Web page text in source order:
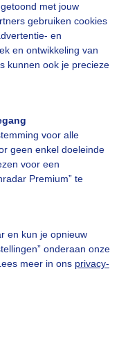
met jouw
gebruiken cookies
en
en ontwikkeling van
kunnen ook je precieze
voor alle
geen enkel doeleinde
voor een
Premium” te
en kun je opnieuw
onderaan onze
meer in ons privacy-